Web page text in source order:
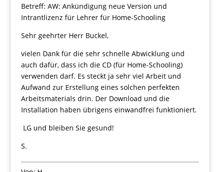
Betreff: AW: Ankündigung neue Version und
Intrantlizenz für Lehrer für Home-Schooling
Sehr geehrter Herr Buckel,
vielen Dank für die sehr schnelle Abwicklung und
auch dafür, dass ich die CD (für Home-Schooling)
verwenden darf. Es steckt ja sehr viel Arbeit und
Aufwand zur Erstellung eines solchen perfekten
Arbeitsmaterials drin. Der Download und die
Installation haben übrigens einwandfrei funktioniert.
LG und bleiben Sie gesund!
S.